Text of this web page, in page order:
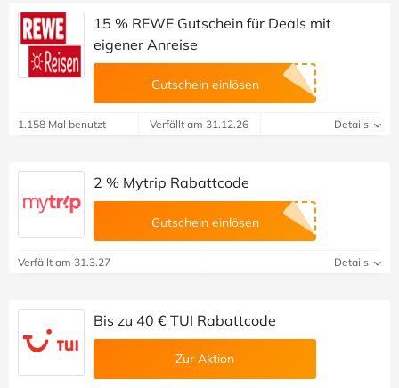
15 % REWE Gutschein für Deals mit
eigener Anreise
Gutschein einlösen
1.158 Mal benutzt Verfällt am 31.12.26 Details
2 % Mytrip Rabattcode
Gutschein einlösen
Verfällt am 31.3.27 Details
Bis zu 40 € TUI Rabattcode
Zur Aktion